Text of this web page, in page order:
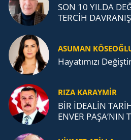
SON 10 YILDA
TERCİH
ASUMAN
Ha­ya­tı­mı­zı
RIZA KARAYMIR
BİR İDEALİN
ENVER PAŞA’NIN
TEŞKİLATI’NA